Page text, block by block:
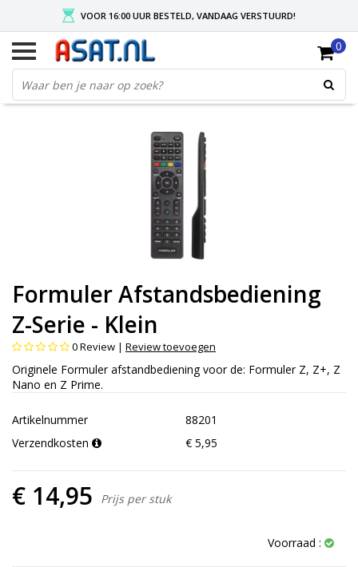
VOOR 16:00 UUR BESTELD, VANDAAG VERSTUURD!
GRATIS VERZENDING NA MIN. ORDER VAN € 50,-
KIES EENVOUDIG UW AFHAALLOCATIE
0
Formuler Afstandsbediening
Z-Serie - Klein
0Review | Review toevoegen
Originele Formuler afstandbediening voor de: Formuler Z, Z+, Z
Nano en Z Prime.
Artikelnummer
88201
Verzendkosten
€ 5,95
€ 14,95 Prijs per stuk
Voorraad :